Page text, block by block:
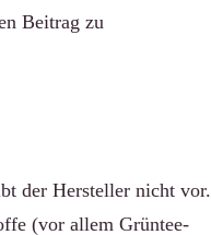
Beitrag zu
der Hersteller nicht vor.
(vor allem Grüntee-